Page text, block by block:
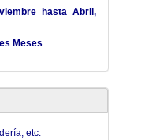
hasta Abril,
Meses
etc.